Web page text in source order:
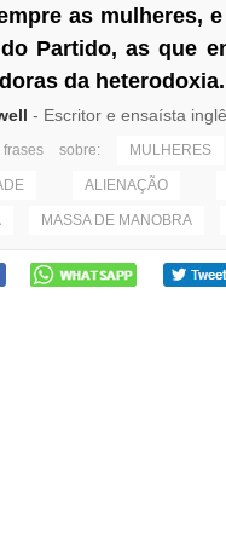
as mulheres,
Partido, as que
da heterodoxia.
- Escritor e ensaísta
sobre: MULHERES
ALIENAÇÃO
MASSA DE MANOBRA